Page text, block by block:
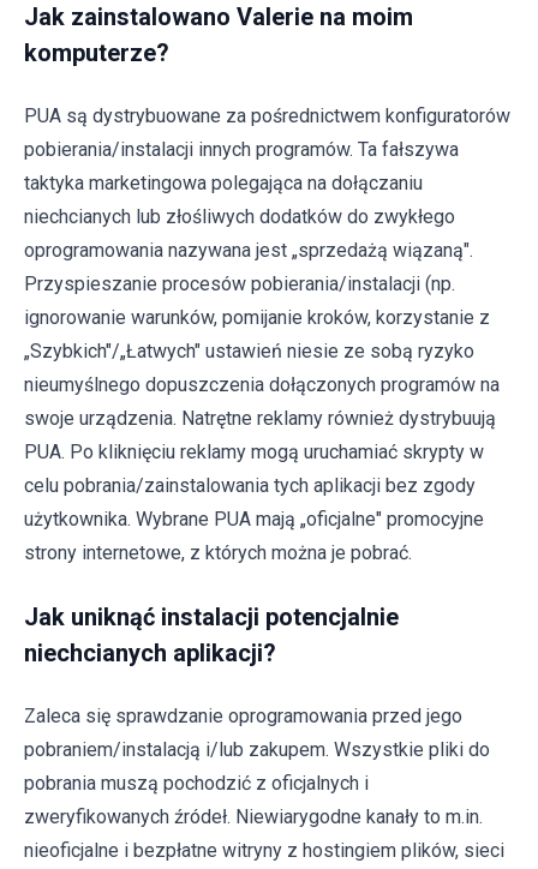
Jak zainstalowano Valerie na moim
komputerze?
PUA są dystrybuowane za pośrednictwem konfiguratorów
pobierania/instalacji innych programów. Ta fałszywa
taktyka marketingowa polegająca na dołączaniu
niechcianych lub złośliwych dodatków do zwykłego
oprogramowania nazywana jest „sprzedażą wiązaną".
Przyspieszanie procesów pobierania/instalacji (np.
ignorowanie warunków, pomijanie kroków, korzystanie z
„Szybkich"/„Łatwych" ustawień niesie ze sobą ryzyko
nieumyślnego dopuszczenia dołączonych programów na
swoje urządzenia. Natrętne reklamy również dystrybuują
PUA. Po kliknięciu reklamy mogą uruchamiać skrypty w
celu pobrania/zainstalowania tych aplikacji bez zgody
użytkownika. Wybrane PUA mają „oficjalne" promocyjne
strony internetowe, z których można je pobrać.
Jak uniknąć instalacji potencjalnie
niechcianych aplikacji?
Zaleca się sprawdzanie oprogramowania przed jego
pobraniem/instalacją i/lub zakupem. Wszystkie pliki do
pobrania muszą pochodzić z oficjalnych i
zweryfikowanych źródeł. Niewiarygodne kanały to m.in.
nieoficjalne i bezpłatne witryny z hostingiem plików, sieci